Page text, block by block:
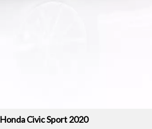
Honda Civic Sport 2020